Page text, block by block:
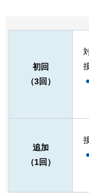
初回
（3回）
追加
（1回）